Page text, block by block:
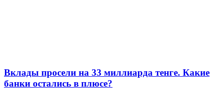
Вклады просели на 33 миллиарда тенге. Какие
банки остались в плюсе?